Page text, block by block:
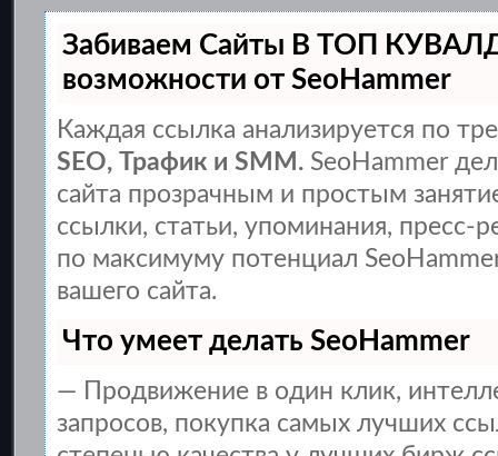
Забиваем Сайты В ТОП
возможности от SeoHammer
Каждая ссылка анализируется по
SEO, Трафик и SMM. SeoHammer
сайта прозрачным и простым
ссылки, статьи, упоминания, пресс-
по максимуму потенциал
вашего сайта.
Что умеет делать SeoHammer
— Продвижение в один клик,
запросов, покупка самых лучших